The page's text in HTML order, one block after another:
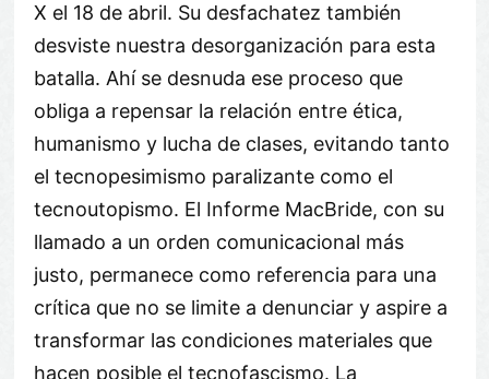
X el 18 de abril. Su desfachatez también
desviste nuestra desorganización para esta
batalla. Ahí se desnuda ese proceso que
obliga a repensar la relación entre ética,
humanismo y lucha de clases, evitando tanto
el tecnopesimismo paralizante como el
tecnoutopismo. El Informe MacBride, con su
llamado a un orden comunicacional más
justo, permanece como referencia para una
crítica que no se limite a denunciar y aspire a
transformar las condiciones materiales que
hacen posible el tecnofascismo. La